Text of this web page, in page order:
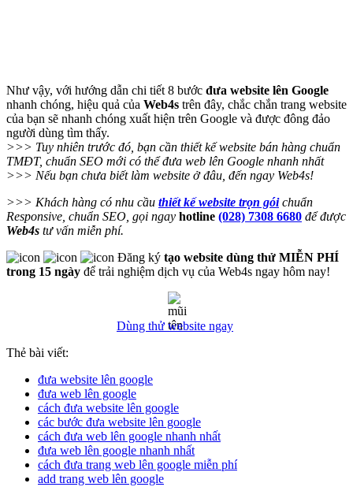
Như vậy, với hướng dẫn chi tiết 8 bước đưa website lên Google
nhanh chóng, hiệu quả của Web4s trên đây, chắc chắn trang website
của bạn sẽ nhanh chóng xuất hiện trên Google và được đông đảo
người dùng tìm thấy.
>>> Tuy nhiên trước đó, bạn cần thiết kế website bán hàng chuẩn
TMĐT, chuẩn SEO mới có thể đưa web lên Google nhanh nhất
>>> Nếu bạn chưa biết làm website ở đâu, đến ngay Web4s!
>>> Khách hàng có nhu cầu thiết kế website trọn góichuẩn
Responsive, chuẩn SEO, gọi ngay hotline (028) 7308 6680 để được
Web4s tư vấn miễn phí.
Đăng ký tạo website dùng thử MIỄN PHÍ
trong 15 ngày để trải nghiệm dịch vụ của Web4s ngay hôm nay!
Dùng thử website ngay
Thẻ bài viết:
đưa website lên google
đưa web lên google
cách đưa website lên google
các bước đưa website lên google
cách đưa web lên google nhanh nhất
đưa web lên google nhanh nhất
cách đưa trang web lên google miễn phí
add trang web lên google